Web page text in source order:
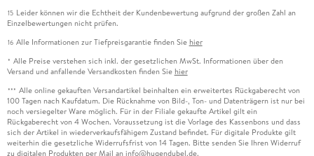
15 Leider können wir die Echtheit der Kundenbewertung aufgrund der großen Zahl an
Einzelbewertungen nicht prüfen.
16 Alle Informationen zur Tiefpreisgarantie finden Sie hier
* Alle Preise verstehen sich inkl. der gesetzlichen MwSt. Informationen über den
Versand und anfallende Versandkosten finden Sie hier
*** Alle online gekauften Versandartikel beinhalten ein erweitertes Rückgaberecht von
100 Tagen nach Kaufdatum. Die Rücknahme von Bild-, Ton- und Datenträgern ist nur bei
noch versiegelter Ware möglich. Für in der Filiale gekaufte Artikel gilt ein
Rückgaberecht von 4 Wochen. Voraussetzung ist die Vorlage des Kassenbons und dass
sich der Artikel in wiederverkaufsfähigem Zustand befindet. Für digitale Produkte gilt
weiterhin die gesetzliche Widerrufsfrist von 14 Tagen. Bitte senden Sie Ihren Widerruf
zu digitalen Produkten per Mail an info@hugendubel.de.